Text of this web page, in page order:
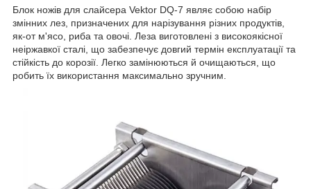
Блок ножів для слайсера Vektor DQ-7 являє собою набір
змінних лез, призначених для нарізування різних продуктів,
як-от м'ясо, риба та овочі. Леза виготовлені з високоякісної
неіржавкої сталі, що забезпечує довгий термін експлуатації та
стійкість до корозії. Легко замінюються й очищаються, що
робить їх використання максимально зручним.